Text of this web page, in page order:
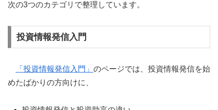
次の3つのカテゴリで整理しています。
投資情報発信入門
「投資情報発信入門」 のページでは、投資情報発信を始
めたばかりの方向けに、